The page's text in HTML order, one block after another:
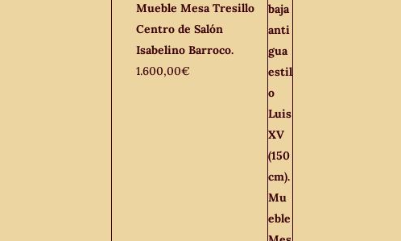
Mueble Mesa Tresillo
Centro de Salón
Isabelino Barroco.
1.600,00€